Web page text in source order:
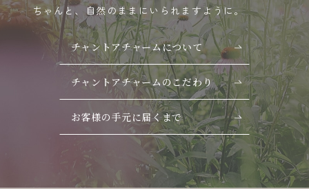
ちゃんと、自然のままにいられますように。
チャントアチャームについて
チャントアチャームのこだわり
お客様の手元に届くまで